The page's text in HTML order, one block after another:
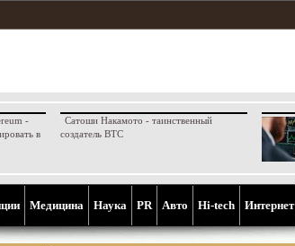
-
в
Сатоши Накамото - таинственный
создатель BTC
Медицина Наука PR Aвто Hi-tech Интернет